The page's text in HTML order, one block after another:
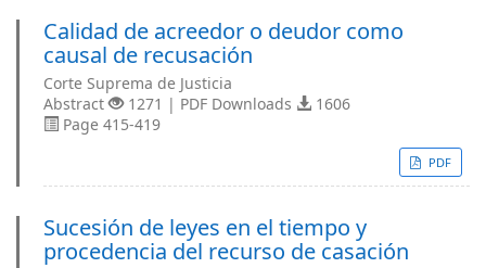
Calidad de acreedor o deudor como
causal de recusación
Corte Suprema de Justicia
Abstract
1271 | PDF Downloads
1606
Page 415-419
PDF
Sucesión de leyes en el tiempo y
procedencia del recurso de casación